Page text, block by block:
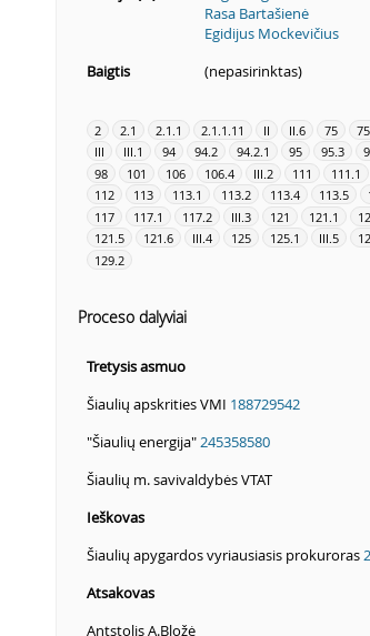
Rasa Bartašienė
Egidijus Mockevičius
Baigtis
(nepasirinktas)
2 2.1 2.1.1 2.1.1.11 II II.6 75
III
III.1 94 94.2 94.2.1 95 95.3
98
101 106 106.4 III.2 111 111.1
112
113 113.1 113.2 113.4 113.5
117
117.1 117.2 III.3 121 121.1
121.5
121.6 III.4 125 125.1 III.5
129.2
Proceso dalyviai
Tretysis asmuo
Šiaulių apskrities VMI 188729542
"Šiaulių energija"245358580
Šiaulių m. savivaldybės VTAT
Ieškovas
Šiaulių apygardos vyriausiasis prokuroras
Atsakovas
Antstolis A.Bložė